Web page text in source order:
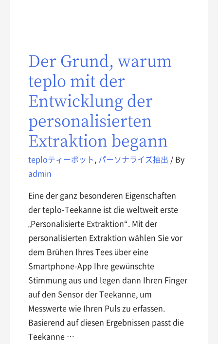
Der Grund, warum
teplo mit der
Entwicklung der
personalisierten
Extraktion begann
teploティーポット, パーソナライズ抽出 / By
admin
Eine der ganz besonderen Eigenschaften
der teplo-Teekanne ist die weltweit erste
„Personalisierte Extraktion“. Mit der
personalisierten Extraktion wählen Sie vor
dem Brühen Ihres Tees über eine
Smartphone-App Ihre gewünschte
Stimmung aus und legen dann Ihren Finger
auf den Sensor der Teekanne, um
Messwerte wie Ihren Puls zu erfassen.
Basierend auf diesen Ergebnissen passt die
Teekanne …